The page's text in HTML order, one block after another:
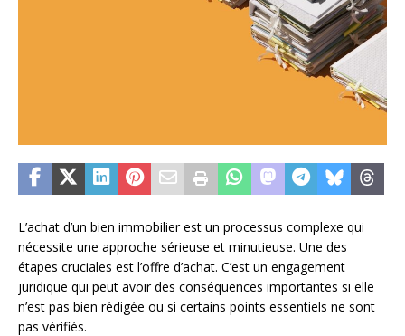
L’achat d’un bien immobilier est un processus complexe qui
nécessite une approche sérieuse et minutieuse. Une des
étapes cruciales est l’offre d’achat. C’est un engagement
juridique qui peut avoir des conséquences importantes si elle
n’est pas bien rédigée ou si certains points essentiels ne sont
pas vérifiés.